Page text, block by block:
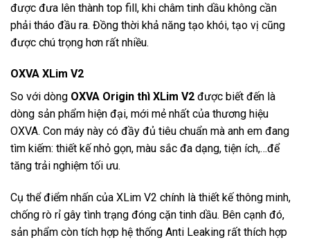
được đưa lên thành top fill, khi châm tinh dầu không cần
phải tháo đầu ra. Đồng thời khả năng tạo khói, tạo vị cũng
được chú trọng hơn rất nhiều.
OXVA XLim V2
So với dòng OXVA Origin thì XLim V2 được biết đến là
dòng sản phẩm hiện đại, mới mẻ nhất của thương hiệu
OXVA. Con máy này có đầy đủ tiêu chuẩn mà anh em đang
tìm kiếm: thiết kế nhỏ gọn, màu sắc đa dạng, tiện ích,…để
tăng trải nghiệm tối ưu.
Cụ thể điểm nhấn của XLim V2 chính là thiết kế thông minh,
chống rò rỉ gây tình trạng đóng cặn tinh dầu. Bên cạnh đó,
sản phẩm còn tích hợp hệ thống Anti Leaking rất thích hợp